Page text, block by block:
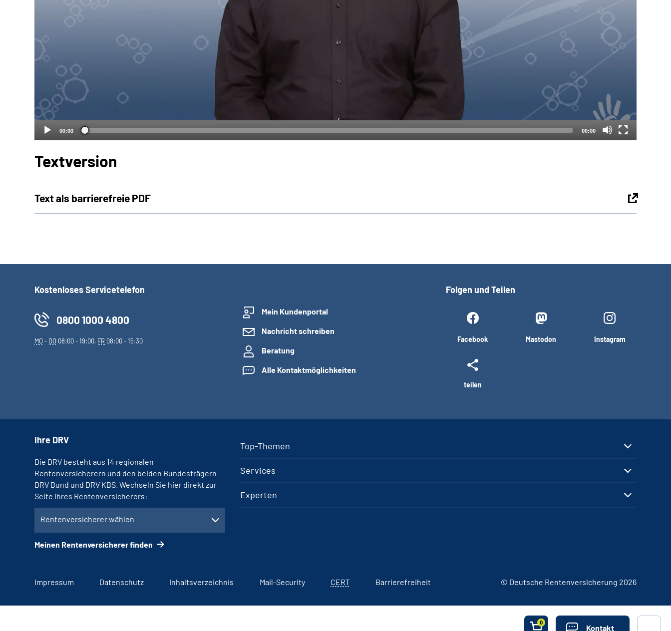
00:00 00:00
Textversion
Text als barrierefreie PDF
0
Kontakt
Kostenloses Servicetelefon
0800 1000 4800
MO- DO 08:00 - 19:00, FR 08:00 - 15:30
Mein Kundenportal
Nachricht schreiben
Beratung
Alle Kontaktmöglichkeiten
Folgen und Teilen
Facebook Mastodon Instagram
teilen
Top-Themen
Services
Experten
Ihre DRV
Die DRV besteht aus 14 regionalen
Rentenversicherern und den beiden Bundesträgern
DRV Bund und DRV KBS. Wechseln Sie hier direkt zur
Seite Ihres Rentenversicherers:
Rentenversicherer wählen
Meinen Rentenversicherer finden
Impressum Datenschutz Inhaltsverzeichnis Mail-Security CERT Barrierefreiheit © Deutsche Rentenversicherung 2026